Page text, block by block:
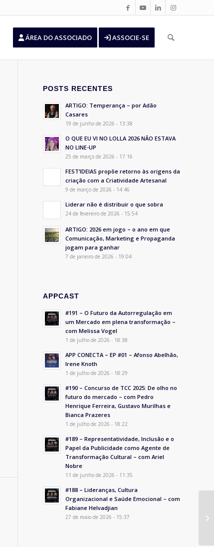
ÁREA DO ASSOCIADO ASSOCIE-SE
POSTS RECENTES
ARTIGO: Temperança – por Adão
Casares
19 de junho de 2026 - 13:38
O QUE EU VI NO LOLLA 2026 NÃO ESTAVA
NO LINE-UP
25 de março de 2026 - 17:16
FEST’IDEIAS propõe retorno às origens da
criação com a Criatividade Artesanal
9 de março de 2026 - 14:46
Liderar não é distribuir o que sobra
24 de fevereiro de 2026 - 15:54
ARTIGO: 2026 em jogo – o ano em que
Comunicação, Marketing e Propaganda
jogam para ganhar
7 de janeiro de 2026 - 19:04
APPCAST
#191 – O Futuro da Autorregulação em
um Mercado em plena transformação –
com Melissa Vogel
1 de julho de 2026 - 18:38
APP CONECTA – EP #01 – Afonso Abelhão,
Irene Knoth
1 de julho de 2026 - 18:29
#190 – Concurso de TCC 2025: De olho no
futuro do mercado – com Pedro
Henrique Ferreira, Gustavo Murilhas e
Bianca Prazeres
1 de julho de 2026 - 18:22
#189 – Representatividade, Inclusão e o
Papel da Publicidade como Agente de
Transformação Cultural – com Ariel
Nobre
11 de junho de 2026 - 11:35
#188 – Lideranças, Cultura
Organizacional e Saúde Emocional – com
Fabiane Helvadjian
27 de maio de 2026 - 15:37